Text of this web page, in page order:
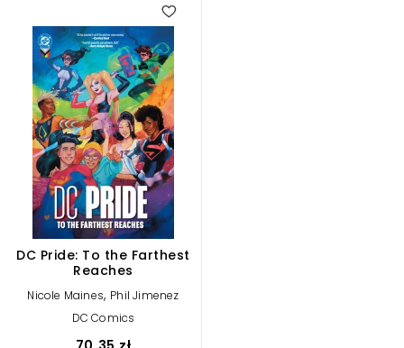
DC Pride: To the Farthest
Reaches
Nicole Maines, Phil Jimenez
DC Comics